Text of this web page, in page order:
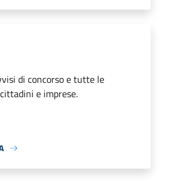
di concorso e tutte le
e imprese.